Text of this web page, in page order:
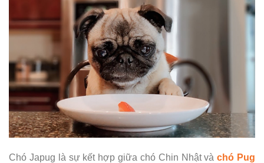
Chó Japug là sự kết hợp giữa chó Chin Nhật vàchó Pug